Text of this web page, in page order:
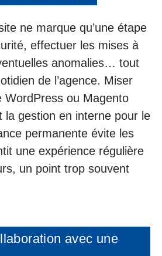
ne marque qu’une étape
effectuer les mises à
anomalies… tout
de l’agence. Miser
WordPress ou Magento
la gestion en interne pour le
permanente évite les
une expérience régulière
un point trop souvent
avec une